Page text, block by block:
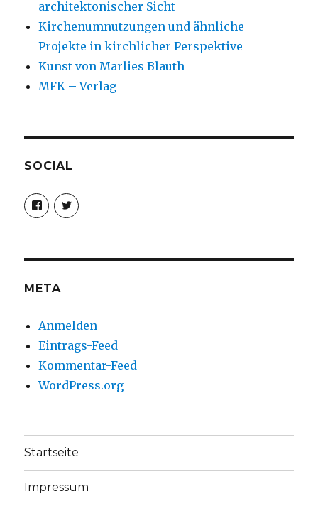
architektonischer Sicht
Kirchenumnutzungen und ähnliche
Projekte in kirchlicher Perspektive
Kunst von Marlies Blauth
MFK – Verlag
SOCIAL
Profil
von
christoph.fleischer1
anzeigen
Profil
von
anzeigen
META
Anmelden
Eintrags-Feed
Kommentar-Feed
WordPress.org
Startseite
Impressum